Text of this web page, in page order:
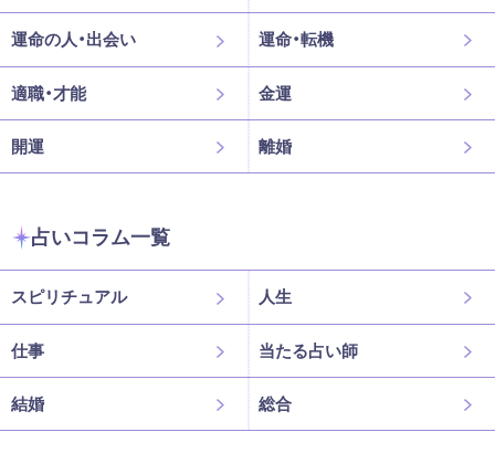
運命の人・出会い 運命・転機
適職・才能 金運
開運 離婚
占いコラム一覧
スピリチュアル 人生
仕事 当たる占い師
結婚 総合